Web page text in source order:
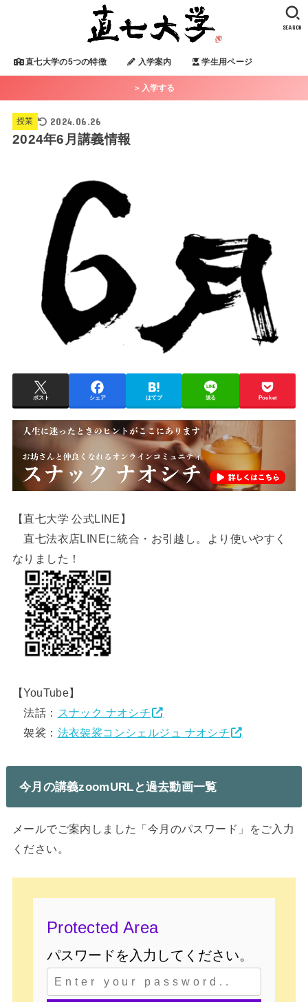
直七大学の5つの特徴 入学案内 学生用ページ
SEARCH
＞入学する
授業 2024.06.26
2024年6月講義情報
ポスト シェア はてブ 送る Pocket
【直七大学 公式LINE】
直七法衣店LINEに統合・お引越し。より使いやすく
なりました！
【YouTube】
法話： スナック ナオシチ
袈裟： 法衣袈裟コンシェルジュ ナオシチ
今月の講義zoomURLと過去動画一覧
メールでご案内しました「今月のパスワード」をご入力
ください。
Protected Area